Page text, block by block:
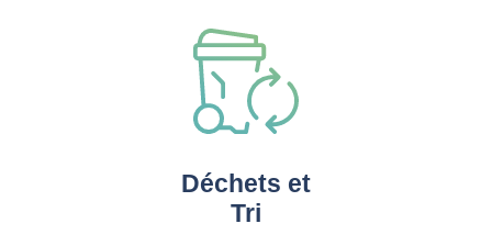
Déchets et
Tri